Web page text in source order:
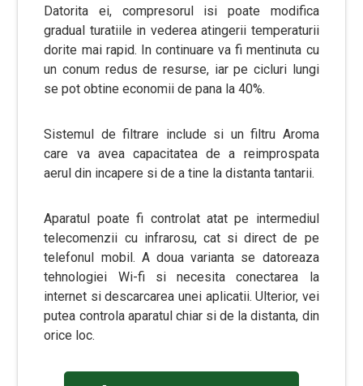
Datorita ei, compresorul isi poate modifica
gradual turatiile in vederea atingerii temperaturii
dorite mai rapid. In continuare va fi mentinuta cu
un conum redus de resurse, iar pe cicluri lungi
se pot obtine economii de pana la 40%.
Sistemul de filtrare include si un filtru Aroma
care va avea capacitatea de a reimprospata
aerul din incapere si de a tine la distanta tantarii.
Aparatul poate fi controlat atat pe intermediul
telecomenzii cu infrarosu, cat si direct de pe
telefonul mobil. A doua varianta se datoreaza
tehnologiei Wi-fi si necesita conectarea la
internet si descarcarea unei aplicatii. Ulterior, vei
putea controla aparatul chiar si de la distanta, din
orice loc.